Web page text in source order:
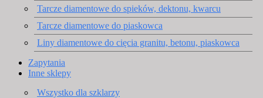
Tarcze diamentowe do spieków, dektonu, kwarcu
Tarcze diamentowe do piaskowca
Liny diamentowe do cięcia granitu, betonu, piaskowca
Zapytania
Inne sklepy
Wszystko dla szklarzy